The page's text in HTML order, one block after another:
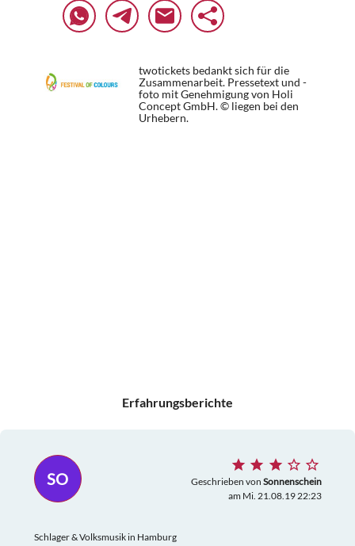
twotickets bedankt sich für die
Zusammenarbeit. Pressetext und -
foto mit Genehmigung von Holi
Concept GmbH. © liegen bei den
Urhebern.
Erfahrungsberichte
SO Geschrieben von Sonnenschein
am Mi. 21.08.19 22:23
Schlager & Volksmusik in Hamburg